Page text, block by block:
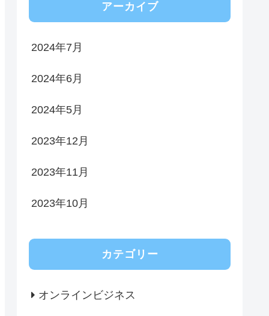
アーカイブ
2024年7月
2024年6月
2024年5月
2023年12月
2023年11月
2023年10月
カテゴリー
オンラインビジネス